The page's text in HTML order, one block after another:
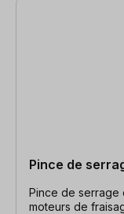
Pince de
Pince de serrage
moteurs de